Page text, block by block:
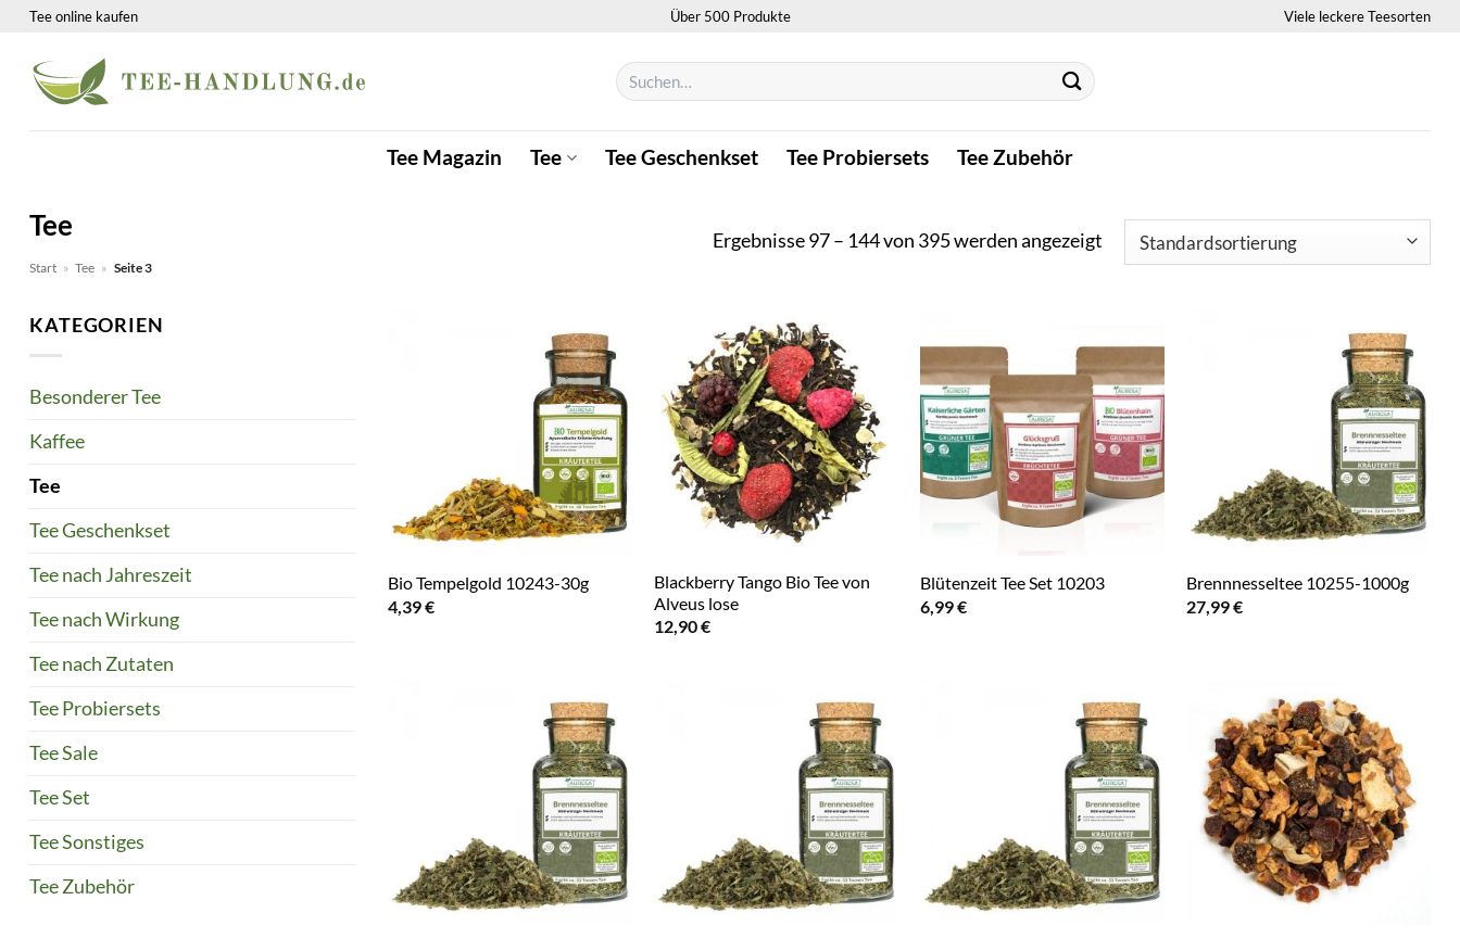
Zum
springen
Tee online kaufen Über 500 Produkte Viele leckere Teesorten
Suchen
nach:
Tee Magazin Tee Tee Geschenkset Tee Probiersets Tee Zubehör
Tee
Start » Tee » Seite 3
Ergebnisse 97 – 144 von 395 werden angezeigt
KATEGORIEN
Besonderer Tee
Kaffee
Tee
Tee Geschenkset
Tee nach Jahreszeit
Tee nach Wirkung
Tee nach Zutaten
Tee Probiersets
Tee Sale
Tee Set
Tee Sonstiges
Tee Zubehör
Bio Tempelgold 10243-30g
4,39€
Blackberry Tango Bio Tee von
Alveus lose
12,90€
Blütenzeit Tee Set 10203
6,99€
Brennnesseltee 10255-1000g
27,99€